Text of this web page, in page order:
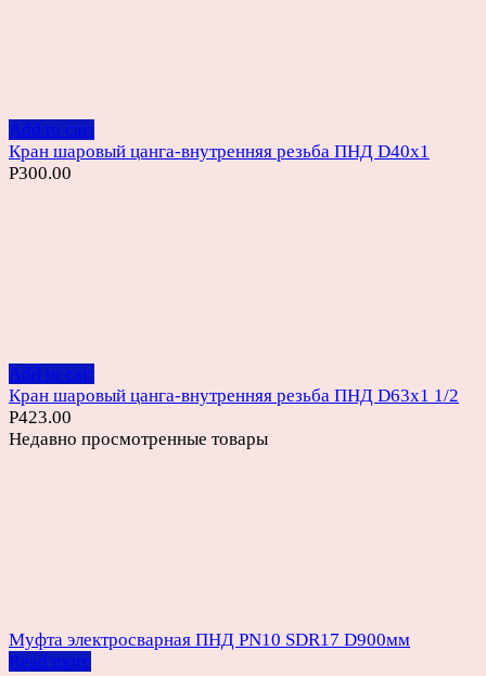
Add to cart
Кран шаровый цанга-внутренняя резьба ПНД D40х1
Р300.00
Add to cart
Кран шаровый цанга-внутренняя резьба ПНД D63х1 1/2
Р423.00
Недавно просмотренные товары
Муфта электросварная ПНД PN10 SDR17 D900мм
Read more